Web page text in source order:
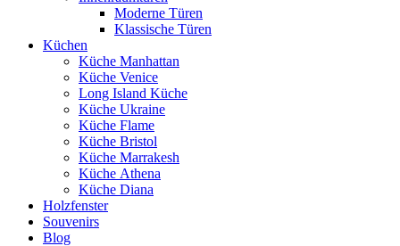
Moderne Türen
Klassische Türen
Küchen
Küche Manhattan
Küche Venice
Long Island Küche
Küche Ukraine
Küche Flame
Küche Bristol
Küche Marrakesh
Küche Athena
Küche Diana
Holzfenster
Souvenirs
Blog